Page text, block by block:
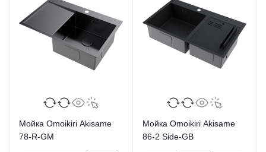
Мойка Omoikiri Akisame
78-R-GM
Мойка Omoikiri Akisame
86-2 Side-GB